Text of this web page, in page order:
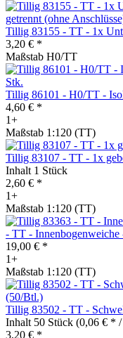
Tillig 83155 - TT - 1x
3,20 € *
Maßstab H0/TT
Tillig 86101 - H0/TT -
4,60 € *
1+
Maßstab 1:120 (TT)
Tillig 83107 - TT - 1x
Inhalt 1 Stück
2,60 € *
1+
Maßstab 1:120 (TT)
- TT -
19,00 € *
1+
Maßstab 1:120 (TT)
Tillig 83502 - TT -
Inhalt 50 Stück (0,06 € *
3,20 € *